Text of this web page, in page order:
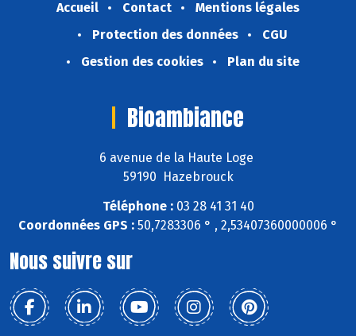
Accueil Contact
Mentions légales
Protection des données
CGU
Gestion des cookies
Plan du site
Bioambiance
6 avenue de la Haute Loge
59190 Hazebrouck
Téléphone :03 28 41 31 40
Coordonnées GPS : 50,7283306 ° , 2,53407360000006 °
Nous suivre sur